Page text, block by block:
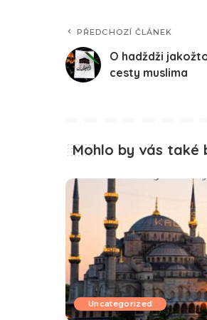
PŘEDCHOZÍ ČLÁNEK
O hadždži
cesty muslima
Mohlo by vás také
Uncategorized